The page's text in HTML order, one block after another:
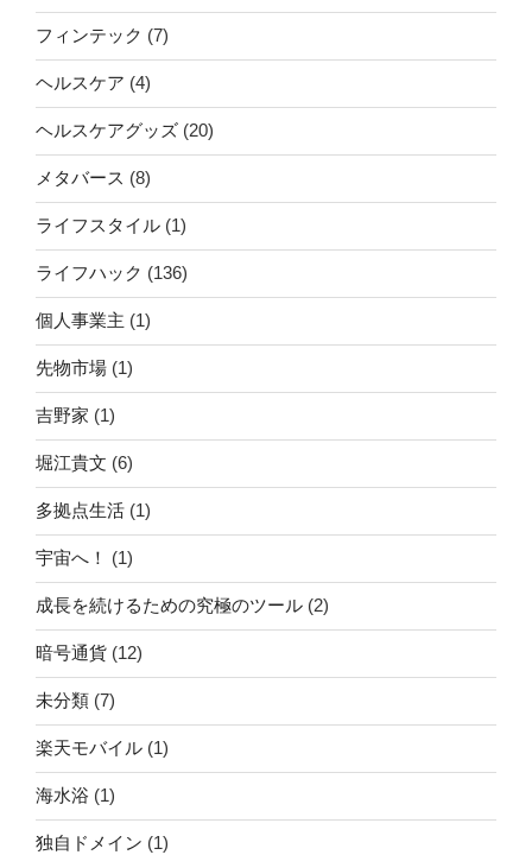
フィンテック (7)
ヘルスケア (4)
ヘルスケアグッズ (20)
メタバース (8)
ライフスタイル (1)
ライフハック (136)
個人事業主 (1)
先物市場 (1)
吉野家 (1)
堀江貴文 (6)
多拠点生活 (1)
宇宙へ！ (1)
成長を続けるための究極のツール (2)
暗号通貨 (12)
未分類 (7)
楽天モバイル (1)
海水浴 (1)
独自ドメイン (1)